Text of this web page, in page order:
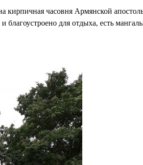
кирпичная часовня Армянской
для отдыха, есть